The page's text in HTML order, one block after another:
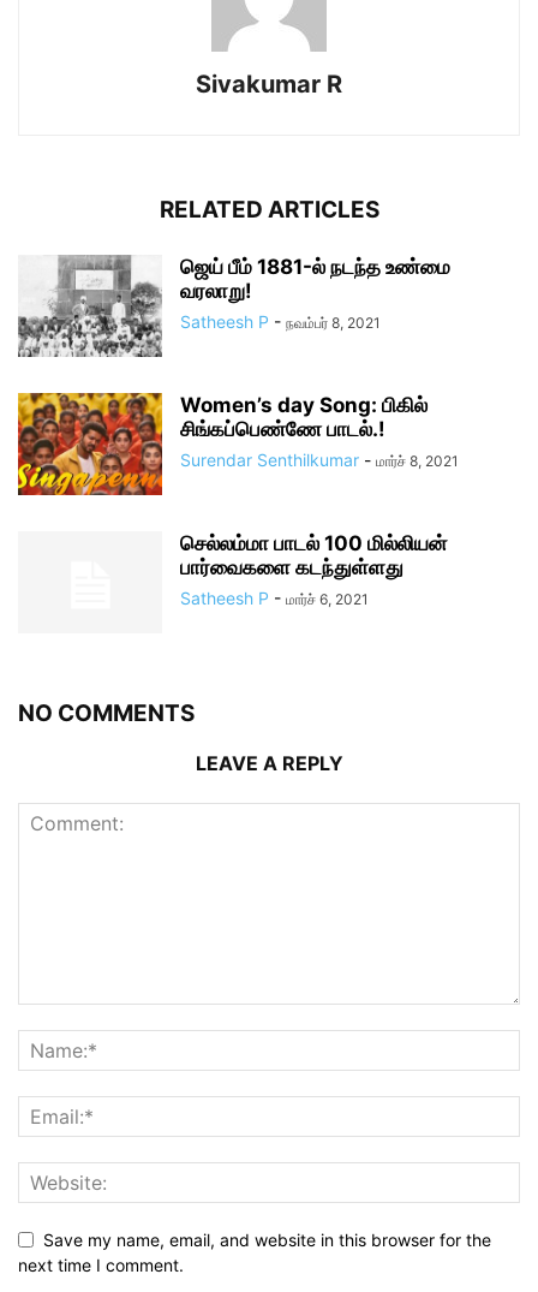
Sivakumar R
RELATED ARTICLES
ஜெய் பீம் 1881-ல் நடந்த உண்மை
வரலாறு!
Satheesh P - நவம்பர் 8, 2021
Women’s day Song: பிகில்
சிங்கப்பெண்ணே பாடல்.!
Surendar Senthilkumar - மார்ச் 8, 2021
செல்லம்மா பாடல் 100 மில்லியன்
பார்வைகளை கடந்துள்ளது
Satheesh P - மார்ச் 6, 2021
NO COMMENTS
LEAVE A REPLY
Save my name, email, and website in this browser for the
next time I comment.